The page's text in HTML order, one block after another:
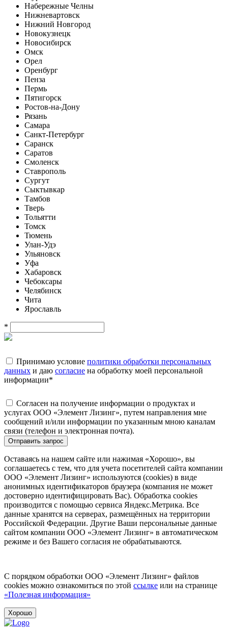
Набережные Челны
Нижневартовск
Нижний Новгород
Новокузнецк
Новосибирск
Омск
Орел
Оренбург
Пенза
Пермь
Пятигорск
Ростов-на-Дону
Рязань
Самара
Санкт-Петербург
Саранск
Саратов
Смоленск
Ставрополь
Сургут
Сыктывкар
Тамбов
Тверь
Тольятти
Томск
Тюмень
Улан-Удэ
Ульяновск
Уфа
Хабаровск
Чебоксары
Челябинск
Чита
Ярославль
*
Принимаю условие политики обработки персональных
данных и даю согласие на обработку моей персональной
информации*
Согласен на получение информации о продуктах и
услугах ООО «Элемент Лизинг», путем направления мне
сообщений и/или информации по указанным мною каналам
связи (телефон и электронная почта).
Отправить запрос
Оставаясь на нашем сайте или нажимая «Хорошо», вы
соглашаетесь с тем, что для учета посетителей сайта компании
ООО «Элемент Лизинг» используются (cookies) в виде
анонимных идентификаторов браузера (компания не может
достоверно идентифицировать Вас). Обработка cookies
производится с помощью сервиса Яндекс.Метрика. Все
данные хранятся на серверах, размещённых на территории
Российской Федерации. Другие Ваши персональные данные
сайтом компании ООО «Элемент Лизинг» в автоматическом
режиме и без Вашего согласия не обрабатываются.
С порядком обработки ООО «Элемент Лизинг» файлов
cookies можно ознакомиться по этой ссылке или на странице
«Полезная информация»
Хорошо